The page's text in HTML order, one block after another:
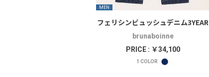
MEN
フェリシンビュッシュデニム3YEAR
brunaboinne
PRICE : ￥34,100
1 COLOR